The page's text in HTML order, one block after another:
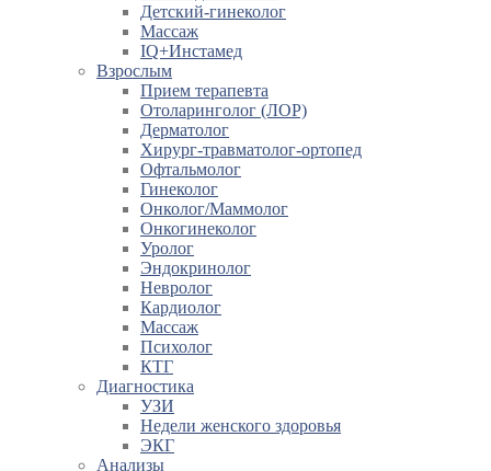
Детский-гинеколог
Массаж
IQ+Инстамед
Взрослым
Прием терапевта
Отоларинголог (ЛОР)
Дерматолог
Хирург-травматолог-ортопед
Офтальмолог
Гинеколог
Онколог/Маммолог
Онкогинеколог
Уролог
Эндокринолог
Невролог
Кардиолог
Массаж
Психолог
КТГ
Диагностика
УЗИ
Недели женского здоровья
ЭКГ
Анализы